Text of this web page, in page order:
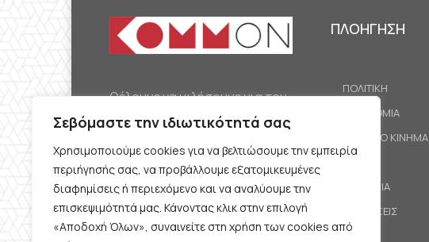
Σεβόμαστε την ιδιωτικότητά σας
Χρησιμοποιούμε cookies για να βελτιώσουμε την εμπειρία
περιήγησής σας, να προβάλλουμε εξατομικευμένες
διαφημίσεις ή περιεχόμενο και να αναλύουμε την
επισκεψιμότητά μας. Κάνοντας κλικ στην επιλογή
«Αποδοχή Όλων», συναινείτε στη χρήση των cookies από
Θέλουμε να μιλήσουμε για τον
κομμουνισμό της εποχής μας,
την αναγκαία αλλά όχι
δεδομένη προοπτική.
Θέλουμε να μιλήσουμε
ταυτόχρονα για την
καθημερινή επιβίωση και τον
ΠΛΟΗΓΗΣΗ
ΠΟΛΙΤΙΚΗ
ΟΙΚΟΝΟΜΙΑ
ΕΡΓΑΤΙΚΟ ΚΙΝΗΜΑ
ΚΟΙΝΩΝΙΑ
ΠΡΟΤΑΣΕΙΣ